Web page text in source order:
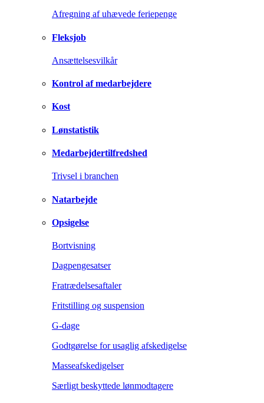
Afregning af uhævede feriepenge
Fleksjob
Ansættelsesvilkår
Kontrol af medarbejdere
Kost
Lønstatistik
Medarbejdertilfredshed
Trivsel i branchen
Natarbejde
Opsigelse
Bortvisning
Dagpengesatser
Fratrædelsesaftaler
Fritstilling og suspension
G-dage
Godtgørelse for usaglig afskedigelse
Masseafskedigelser
Særligt beskyttede lønmodtagere